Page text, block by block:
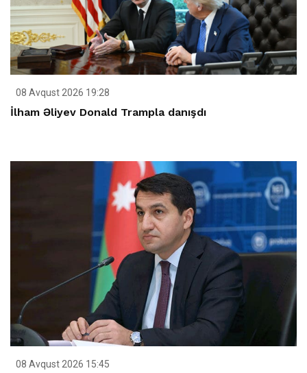
08 Avqust 2026 19:28
İlham Əliyev Donald Trampla danışdı
08 Avqust 2026 15:45